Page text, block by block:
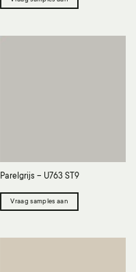
Parelgrijs – U763 ST9
Vraag samples aan